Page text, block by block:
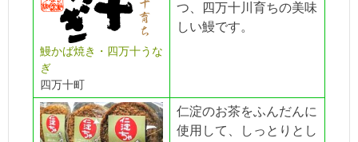
鰻かば焼き・四万十うな
ぎ
四万十町
つ、四万十川育ちの美味
しい鰻です。
仁淀のお茶をふんだんに
使用して、しっとりとし